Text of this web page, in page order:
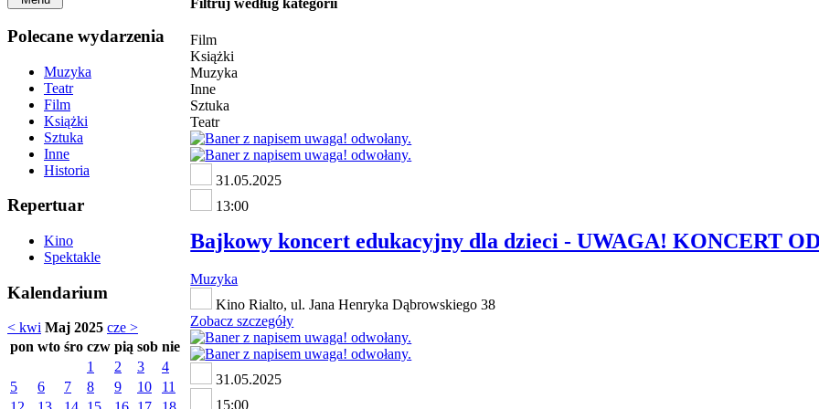
Polecane wydarzenia
Muzyka
Teatr
Film
Książki
Sztuka
Inne
Historia
Repertuar
Kino
Spektakle
Kalendarium
< kwi Maj 2025 cze >
pon wto śro czw pią sob nie
1
2 3
4
5
6 7 8 9 10
11
Filtruj według kategorii
Film
Książki
Muzyka
Inne
Sztuka
Teatr
31.05.2025
13:00
Bajkowy koncert edukacyjny dla dzieci - UWAGA! KONCERT
Muzyka
Kino Rialto, ul. Jana Henryka Dąbrowskiego 38
Zobacz szczegóły
31.05.2025
15:00